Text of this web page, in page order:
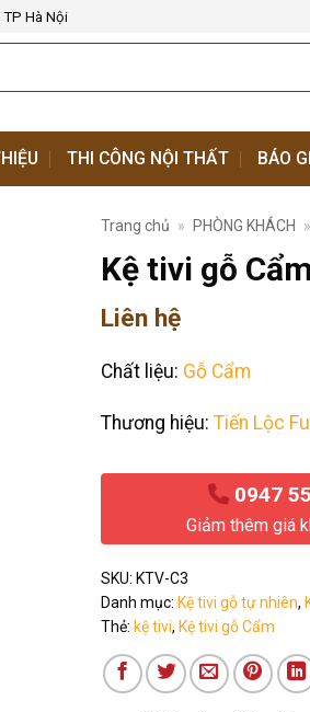
Hà Nội
THI CÔNG NỘI THẤT BÁO
Trang chủ » PHÒNG KHÁCH »
Kệ tivi gỗ
Liên hệ
Chất liệu: Gỗ Cẩm
Thương hiệu: Tiến Lộc
0947
Giảm thêm giá
SKU: KTV-C3
Danh mục: Kệ tivi gỗ tự nhiên,
Thẻ: kệ tivi, Kệ tivi gỗ Cẩm